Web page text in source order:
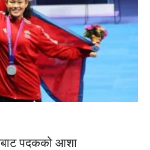
पदकको आशा